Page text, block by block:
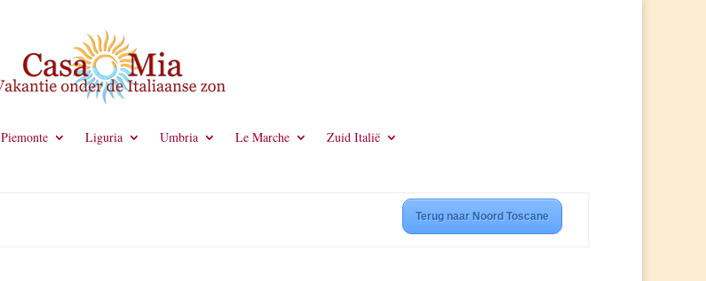
Piemonte Liguria Umbria Le Marche Zuid Italië
Terug naar Noord Toscane